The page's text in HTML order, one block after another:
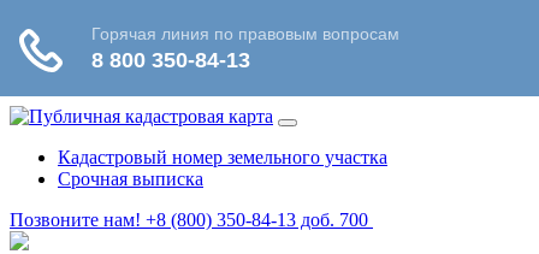
Кадастровый номер земельного участка
Срочная выписка
Позвоните нам! +8 (800) 350-84-13 доб. 700